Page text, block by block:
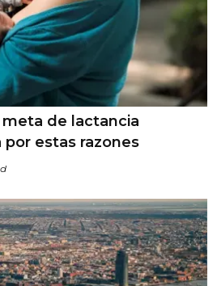
de lactancia
estas razones